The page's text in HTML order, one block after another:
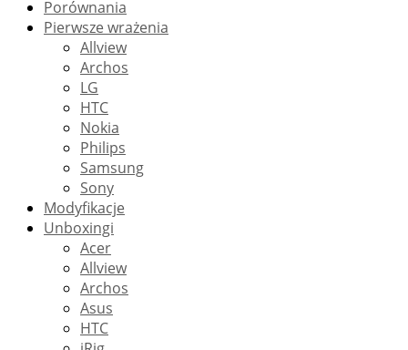
Porównania
Pierwsze wrażenia
Allview
Archos
LG
HTC
Nokia
Philips
Samsung
Sony
Modyfikacje
Unboxingi
Acer
Allview
Archos
Asus
HTC